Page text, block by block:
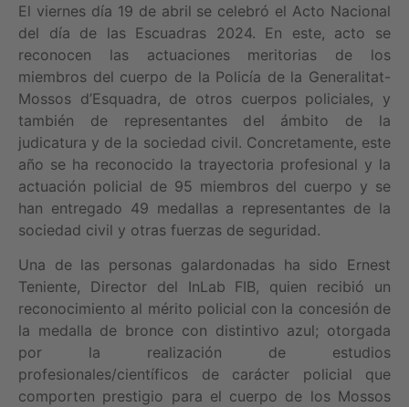
El viernes día 19 de abril se celebró el Acto Nacional
del día de las Escuadras 2024. En este, acto se
reconocen las actuaciones meritorias de los
miembros del cuerpo de la Policía de la Generalitat-
Mossos d’Esquadra, de otros cuerpos policiales, y
también de representantes del ámbito de la
judicatura y de la sociedad civil. Concretamente, este
año se ha reconocido la trayectoria profesional y la
actuación policial de 95 miembros del cuerpo y se
han entregado 49 medallas a representantes de la
sociedad civil y otras fuerzas de seguridad.
Una de las personas galardonadas ha sido Ernest
Teniente, Director del InLab FIB, quien recibió un
reconocimiento al mérito policial con la concesión de
la medalla de bronce con distintivo azul; otorgada
por la realización de estudios
profesionales/científicos de carácter policial que
comporten prestigio para el cuerpo de los Mossos